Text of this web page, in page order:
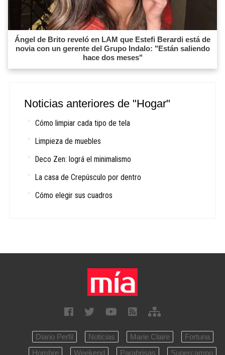
Ángel de Brito reveló en LAM que Estefi Berardi está de
novia con un gerente del Grupo Indalo: "Están saliendo
hace dos meses"
Noticias anteriores de "Hogar"
Cómo limpiar cada tipo de tela
Limpieza de muebles
Deco Zen: lográ el minimalismo
La casa de Crepúsculo por dentro
Cómo elegir sus cuadros
Diario Perfil Noticias Marie Claire
Fortuna
Hombre
Weekend Parabrisas Supercampo